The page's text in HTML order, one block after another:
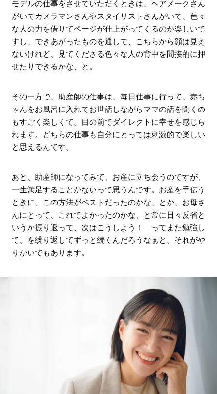
モデルの仕事をさせていただくときは、ヘアメークさん
がいてカメラマンさんやスタイリストさんがいて、色々
な人の力を借りてページが仕上がってくるのが楽しいで
すし、できあがったものを通して、こちらから顔は見え
ないけれど、見てくださる色々な人の背中を間接的に押
せたりできるかな、と。
その一方で、助産師の仕事は、毎日仕事に行って、赤ち
ゃんをお風呂に入れてお世話しながらママの話を聞くの
もすごく楽しくて。目の前でダイレクトに幸せを感じら
れます。どちらの仕事も自分にとっては刺激的で楽しい
と思えるんです。
あと、助産師になってみて、お産に立ち会うのですが、
一生満足することがないって思うんです。お産を手伝う
ときに、この方法がベストだったのかな、とか、お母さ
んにとって、これでよかったのかな、と常に日々反省と
いうか振り返って、次はこうしよう！ ってまた勉強し
て、を繰り返してずっと続くんだろうなぁと。それがや
りがいでもあります。